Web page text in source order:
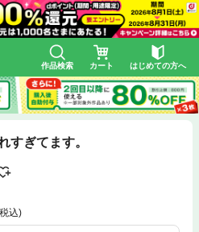
作品検索 カート はじめての方へ
すぎてます。
込)